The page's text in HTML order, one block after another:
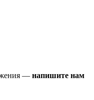
— напишите нам